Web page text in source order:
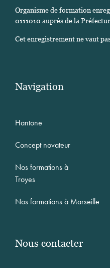
Organisme de formation
0111010 auprès de la
Cet enregistrement ne vaut
Navigation
Hantone
Concept novateur
Nos formations à
Troyes
Nos formations à Marseille
Nous contacter